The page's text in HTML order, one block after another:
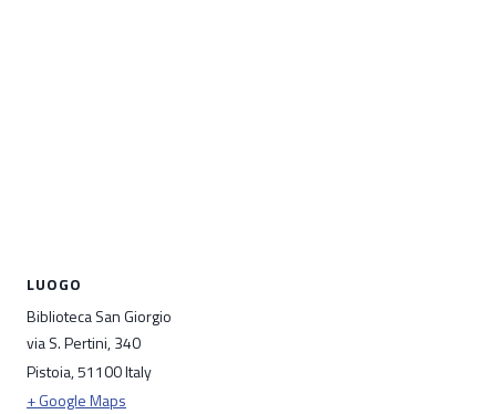
LUOGO
Biblioteca San Giorgio
via S. Pertini, 340
Pistoia,51100Italy
+ Google Maps